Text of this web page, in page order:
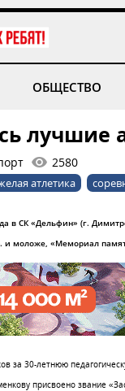
ОБЩЕСТВО
лучшие
2580
атлетика
в СК «Дельфин»(г.
и моложе, «Мемориал
за 30-летнюю
присвоено звание